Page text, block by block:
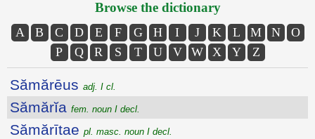
Browse the dictionary
A B C D E F G H I J K L M N
O
P
Q R S T U V W X Y Z
Sămărēus adj. I cl.
Sămărĭa fem. noun I decl.
Sămărītae pl. masc. noun I decl.